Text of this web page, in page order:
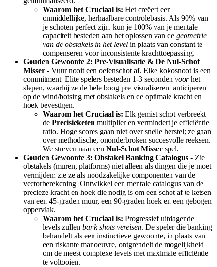
Waarom het Cruciaal is: Het creëert een
onmiddellijke, herhaalbare controlebasis. Als 90% van
je schoten perfect zijn, kun je 100% van je mentale
capaciteit besteden aan het oplossen van de geometrie
van de obstakels in het level in plaats van constant te
compenseren voor inconsistente krachttoepassing.
Gouden Gewoonte 2: Pre-Visualisatie & De Nul-Schot
Misser - Vuur nooit een oefenschot af. Elke kokosnoot is een
commitment. Elite spelers besteden 1-3 seconden voorhet
slepen, waarbij ze de hele boog pre-visualiseren, anticiperen
op de wind/botsing met obstakels en de optimale kracht en
hoek bevestigen.
Waarom het Cruciaal is: Elk gemist schot verbreekt
de Precisieketen multiplier en vermindert je efficiëntie
ratio. Hoge scores gaan niet over snelle herstel; ze gaan
over methodische, ononderbroken succesvolle reeksen.
We streven naar een Nul-Schot Misser spel.
Gouden Gewoonte 3: Obstakel Banking Catalogus - Zie
obstakels (muren, platforms) niet alleen als dingen die je moet
vermijden; zie ze als noodzakelijke componenten van de
vectorberekening. Ontwikkel een mentale catalogus van de
precieze kracht en hoek die nodig is om een schot af te ketsen
van een 45-graden muur, een 90-graden hoek en een gebogen
oppervlak.
Waarom het Cruciaal is: Progressief uitdagende
levels zullen bank shots vereisen. De speler die banking
behandelt als een instinctieve gewoonte, in plaats van
een riskante manoeuvre, ontgrendelt de mogelijkheid
om de meest complexe levels met maximale efficiëntie
te voltooien.